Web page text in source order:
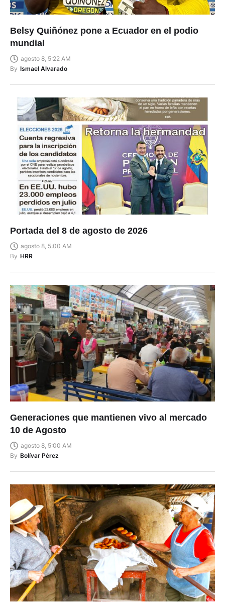
Belsy Quiñónez pone a Ecuador en el podio
mundial
agosto 8, 5:22 AM
By Ismael Alvarado
Portada del 8 de agosto de 2026
agosto 8, 5:00 AM
By HRR
Generaciones que mantienen vivo al mercado
10 de Agosto
agosto 8, 5:00 AM
By Bolívar Pérez